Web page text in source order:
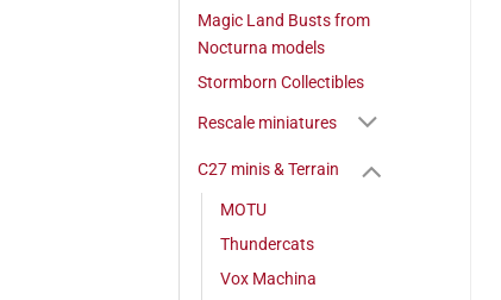
Magic Land Busts from
Nocturna models
Stormborn Collectibles
Rescale miniatures
C27 minis & Terrain
MOTU
Thundercats
Vox Machina